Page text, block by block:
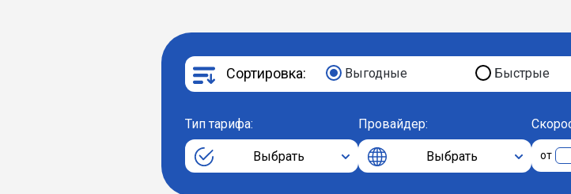
Сортировка: Выгодные Быстрые
Тип тарифа:
Выбрать
Провайдер:
Выбрать